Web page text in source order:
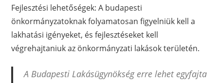
Fejlesztési lehetőségek: A budapesti
önkormányzatoknak folyamatosan figyelniük kell a
lakhatási igényeket, és fejlesztéseket kell
végrehajtaniuk az önkormányzati lakások területén.
A Budapesti Lakásügynökség erre lehet egyfajta